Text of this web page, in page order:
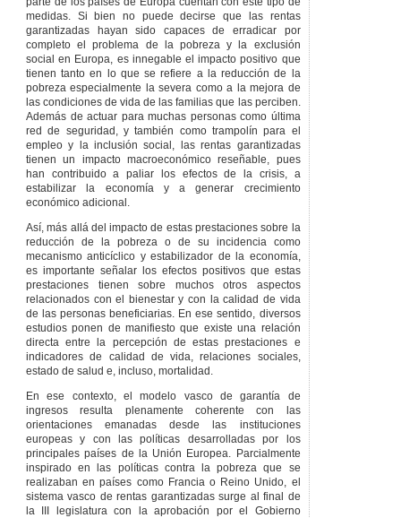
Efectos de la
extinción de la
prestación en
unidades de
convivencia que
integren a
personas
menores de
edad.
CAPÍTULOIII AYUDAS
DE EMERGENCIA
SOCIAL
Artículo 51
Artículo 52
Características y
compatibilidad con
la prestación
económica de
vivienda.
Artículo 53
Requisitos de
acceso.
Artículo 54
prestaciones y de
personas
beneficiarias.
Artículo 55
Obligaciones de las
personas
beneficiarias.
Artículo 56Renta
medidas. Si bien no puede decirse que las rentas
garantizadas hayan sido capaces de erradicar por
completo el problema de la pobreza y la exclusión
social en Europa, es innegable el impacto positivo que
tienen tanto en lo que se refiere a la reducción de la
pobreza especialmente la severa como a la mejora de
las condiciones de vida de las familias que las perciben.
Además de actuar para muchas personas como última
red de seguridad, y también como trampolín para el
empleo y la inclusión social, las rentas garantizadas
tienen un impacto macroeconómico reseñable, pues
han contribuido a paliar los efectos de la crisis, a
estabilizar la economía y a generar crecimiento
económico adicional.
Así, más allá del impacto de estas prestaciones sobre la
reducción de la pobreza o de su incidencia como
mecanismo anticíclico y estabilizador de la economía,
es importante señalar los efectos positivos que estas
prestaciones tienen sobre muchos otros aspectos
relacionados con el bienestar y con la calidad de vida
de las personas beneficiarias. En ese sentido, diversos
estudios ponen de manifiesto que existe una relación
directa entre la percepción de estas prestaciones e
indicadores de calidad de vida, relaciones sociales,
estado de salud e, incluso, mortalidad.
En ese contexto, el modelo vasco de garantía de
ingresos resulta plenamente coherente con las
orientaciones emanadas desde las instituciones
europeas y con las políticas desarrolladas por los
principales países de la Unión Europea. Parcialmente
inspirado en las políticas contra la pobreza que se
realizaban en países como Francia o Reino Unido, el
sistema vasco de rentas garantizadas surge al final de
la III legislatura con la aprobación por el Gobierno